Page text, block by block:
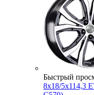
Быстрый
8x18/5x114,3